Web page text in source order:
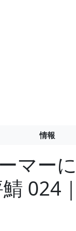
情報
マー
024